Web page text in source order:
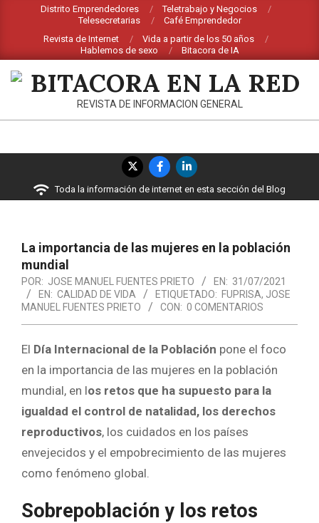
contenido
Distrito Emprendedores
Teletrabajo y Negocios
Telesecretarias
Café Emprendedor
Revista de Internet
Vida a partir de los 50 años
Hablemos de sexo
Bitacora de IA
BITACORA
LA
RED
REVISTA DE INFORMACION GENERAL
navegación
Toda la información de internet en esta sección del Blog
La importancia de las mujeres en la población
mundial
POR: JOSE MANUEL FUENTES PRIETO EN: 31/07/2021
EN: CALIDAD DE VIDA ETIQUETADO: FUPRISA, JOSE
MANUEL FUENTES PRIETO
CON: 0 COMENTARIOS
El Día Internacional de la Población pone el foco
en la importancia de las mujeres en la población
mundial, en los retos que ha supuesto para la
igualdad el control de natalidad, los derechos
reproductivos, los cuidados en los países
envejecidos y el empobrecimiento de las mujeres
como fenómeno global.
Sobrepoblación y los retos